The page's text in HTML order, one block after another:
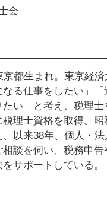
会
都生まれ。東京経済
なる仕事をしたい」
い」と考え、税理士
理士資格を取得。昭
以来38年、個人・法
談を伺い、税務申
サポートしている。